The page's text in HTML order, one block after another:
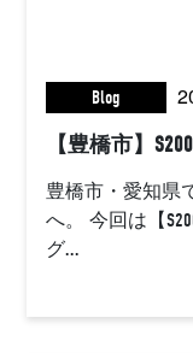
Blog
【豊橋市】
豊橋市・愛知県
へ。 今回は【
グ...